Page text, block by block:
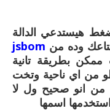
هيستدعي الدالة
وده من jsbom
ممكن بطريقة تانية
من اي ناحية وتخت
من انو صحيح ول لا
اسمها